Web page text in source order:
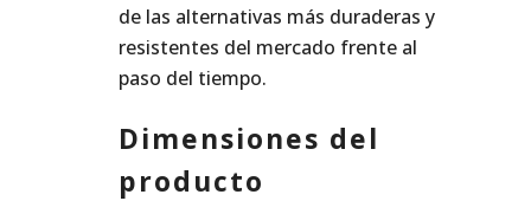
de las alternativas más duraderas y
resistentes del mercado frente al
paso del tiempo.
Dimensiones del
producto